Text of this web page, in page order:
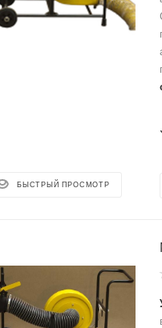
БЫСТРЫЙ ПРОСМОТР